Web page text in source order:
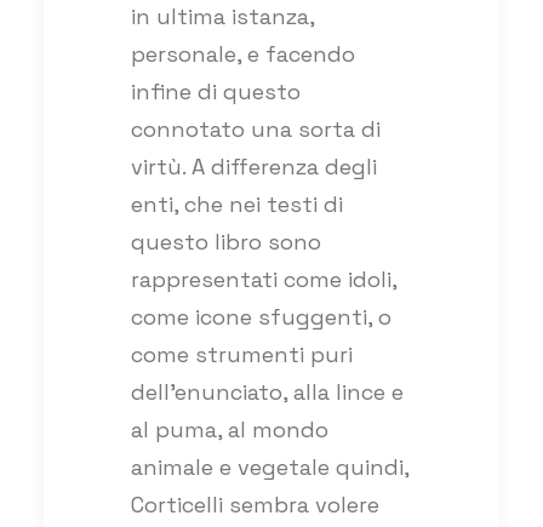
in ultima istanza,
personale, e facendo
infine di questo
connotato una sorta di
virtù. A differenza degli
enti, che nei testi di
questo libro sono
rappresentati come idoli,
come icone sfuggenti, o
come strumenti puri
dell’enunciato, alla lince e
al puma, al mondo
animale e vegetale quindi,
Corticelli sembra volere